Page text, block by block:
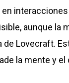
aunque la
de Lovecraft.
la mente y el